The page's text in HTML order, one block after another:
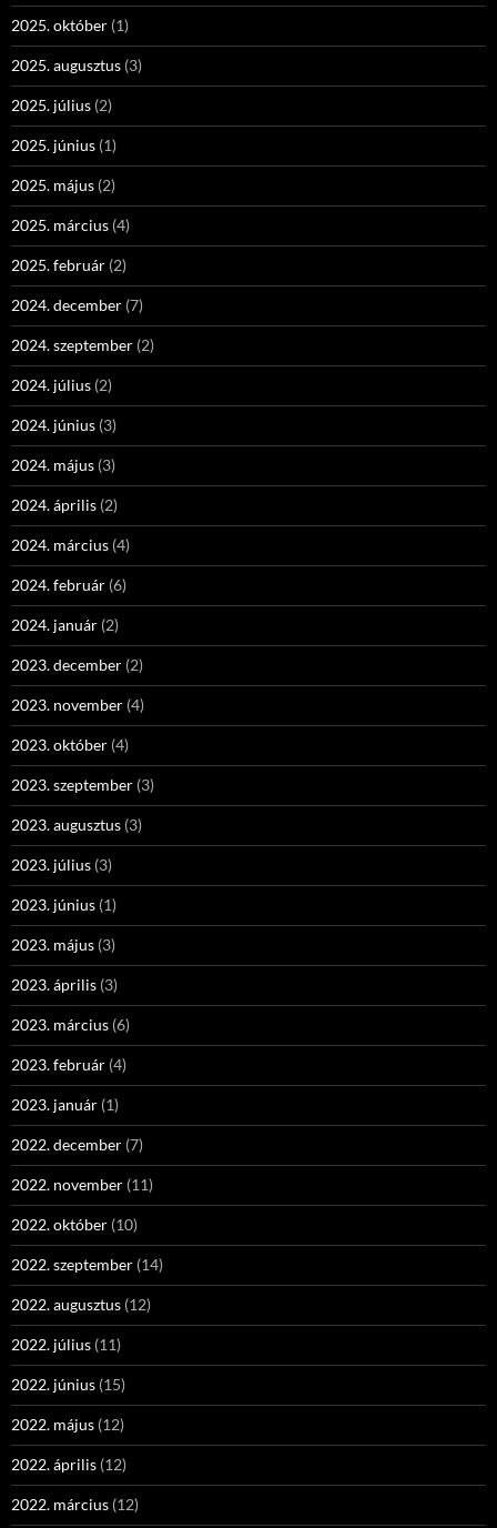
2025. október (1)
2025. augusztus (3)
2025. július (2)
2025. június (1)
2025. május (2)
2025. március (4)
2025. február (2)
2024. december (7)
2024. szeptember (2)
2024. július (2)
2024. június (3)
2024. május (3)
2024. április (2)
2024. március (4)
2024. február (6)
2024. január (2)
2023. december (2)
2023. november (4)
2023. október (4)
2023. szeptember (3)
2023. augusztus (3)
2023. július (3)
2023. június (1)
2023. május (3)
2023. április (3)
2023. március (6)
2023. február (4)
2023. január (1)
2022. december (7)
2022. november (11)
2022. október (10)
2022. szeptember (14)
2022. augusztus (12)
2022. július (11)
2022. június (15)
2022. május (12)
2022. április (12)
2022. március (12)